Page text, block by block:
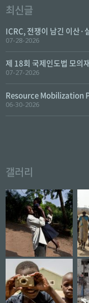
최신글
ICRC, 전쟁이 남긴 이산·
07-28-2026
제 18회 국제인도법 모의
07-27-2026
Resource Mobilization
06-30-2026
갤러리